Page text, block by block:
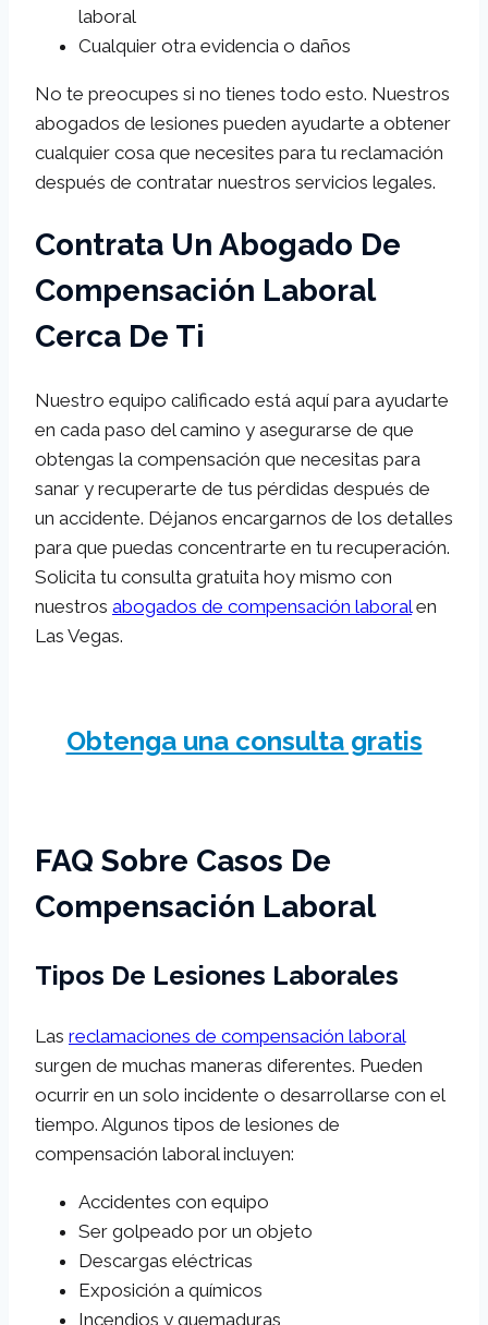
laboral
Cualquier otra evidencia o daños
No te preocupes si no tienes todo esto. Nuestros
abogados de lesiones pueden ayudarte a obtener
cualquier cosa que necesites para tu reclamación
después de contratar nuestros servicios legales.
Contrata Un Abogado De
Compensación Laboral
Cerca De Ti
Nuestro equipo calificado está aquí para ayudarte
en cada paso del camino y asegurarse de que
obtengas la compensación que necesitas para
sanar y recuperarte de tus pérdidas después de
un accidente. Déjanos encargarnos de los detalles
para que puedas concentrarte en tu recuperación.
Solicita tu consulta gratuita hoy mismo con
nuestros abogados de compensación laboralen
Las Vegas.
Obtenga una consulta gratis
FAQ Sobre Casos De
Compensación Laboral
Tipos De Lesiones Laborales
Las reclamaciones de compensación laboral
surgen de muchas maneras diferentes. Pueden
ocurrir en un solo incidente o desarrollarse con el
tiempo. Algunos tipos de lesiones de
compensación laboral incluyen:
Accidentes con equipo
Ser golpeado por un objeto
Descargas eléctricas
Exposición a químicos
Incendios y quemaduras